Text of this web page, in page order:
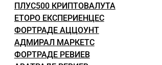
ПЛУС500 КРИПТОВАЛУТА
ЕТОРО ЕКСПЕРИЕНЦЕС
ФОРТРАДЕ АЦЦОУНТ
АДМИРАЛ МАРКЕТС
ФОРТРАДЕ РЕВИЕВ